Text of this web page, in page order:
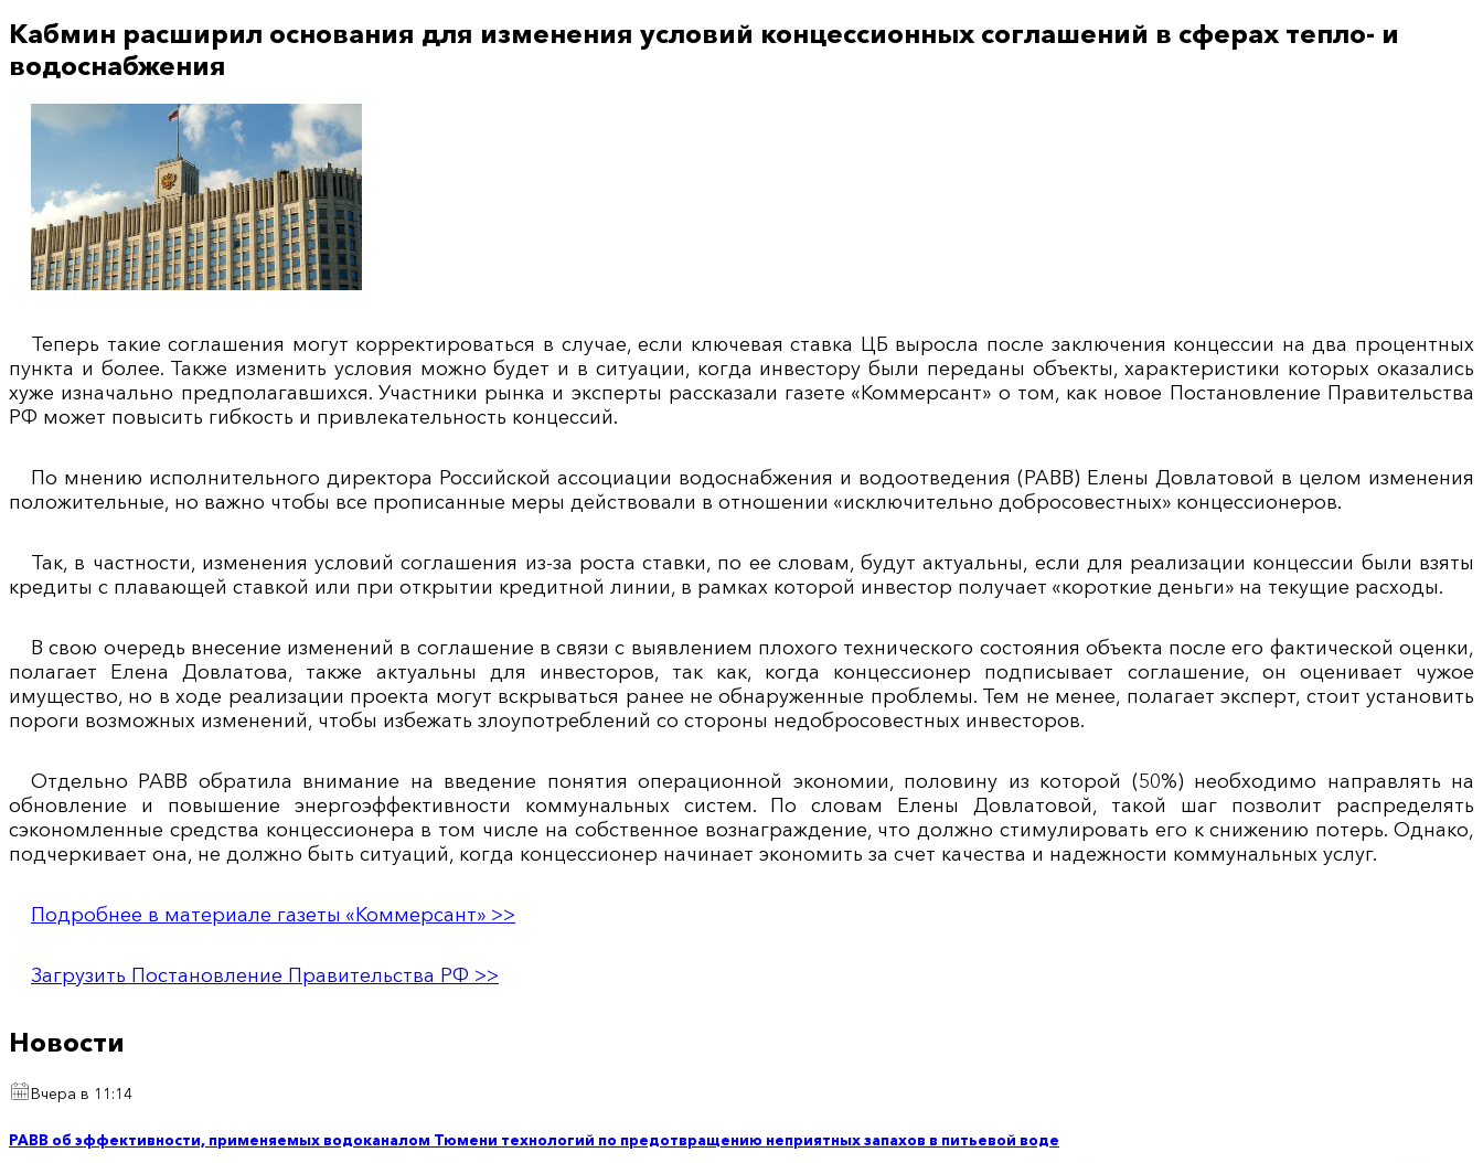
Кабмин расширил основания для изменения условий концессионных соглашений в сферах тепло- и
водоснабжения
Теперь такие соглашения могут корректироваться в случае, если ключевая ставка ЦБ выросла после заключения концессии на два процентных
пункта и более. Также изменить условия можно будет и в ситуации, когда инвестору были переданы объекты, характеристики которых оказались
хуже изначально предполагавшихся. Участники рынка и эксперты рассказали газете «Коммерсант» о том, как новое Постановление Правительства
РФ может повысить гибкость и привлекательность концессий.
По мнению исполнительного директора Российской ассоциации водоснабжения и водоотведения (РАВВ) Елены Довлатовой в целом изменения
положительные, но важно чтобы все прописанные меры действовали в отношении «исключительно добросовестных» концессионеров.
Так, в частности, изменения условий соглашения из-за роста ставки, по ее словам, будут актуальны, если для реализации концессии были взяты
кредиты с плавающей ставкой или при открытии кредитной линии, в рамках которой инвестор получает «короткие деньги» на текущие расходы.
В свою очередь внесение изменений в соглашение в связи с выявлением плохого технического состояния объекта после его фактической оценки,
полагает Елена Довлатова, также актуальны для инвесторов, так как, когда концессионер подписывает соглашение, он оценивает чужое
имущество, но в ходе реализации проекта могут вскрываться ранее не обнаруженные проблемы. Тем не менее, полагает эксперт, стоит установить
пороги возможных изменений, чтобы избежать злоупотреблений со стороны недобросовестных инвесторов.
Отдельно РАВВ обратила внимание на введение понятия операционной экономии, половину из которой (50%) необходимо направлять на
обновление и повышение энергоэффективности коммунальных систем. По словам Елены Довлатовой, такой шаг позволит распределять
сэкономленные средства концессионера в том числе на собственное вознаграждение, что должно стимулировать его к снижению потерь. Однако,
подчеркивает она, не должно быть ситуаций, когда концессионер начинает экономить за счет качества и надежности коммунальных услуг.
Подробнее в материале газеты «Коммерсант» >>
Загрузить Постановление Правительства РФ >>
Новости
Вчера в 11:14
РАВВ об эффективности, применяемых водоканалом Тюмени технологий по предотвращению неприятных запахов в питьевой воде